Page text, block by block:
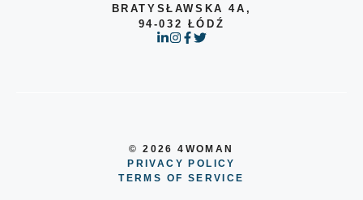
BRATYSŁAWSKA 4A,
94-032 ŁÓDŹ
© 2026 4WOMAN
PRIVACY POLICY
TERMS OF SERVICE